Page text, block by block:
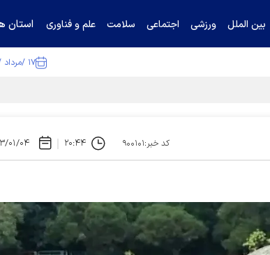
بین الملل ورزشی اجتماعی سلامت علم و فناوری استان
۱۷ /مرداد /۱۴۰۵
کد خبر:۹۰۰۱۰۱ ۲۰:۴۴ ۱۴۰۳/